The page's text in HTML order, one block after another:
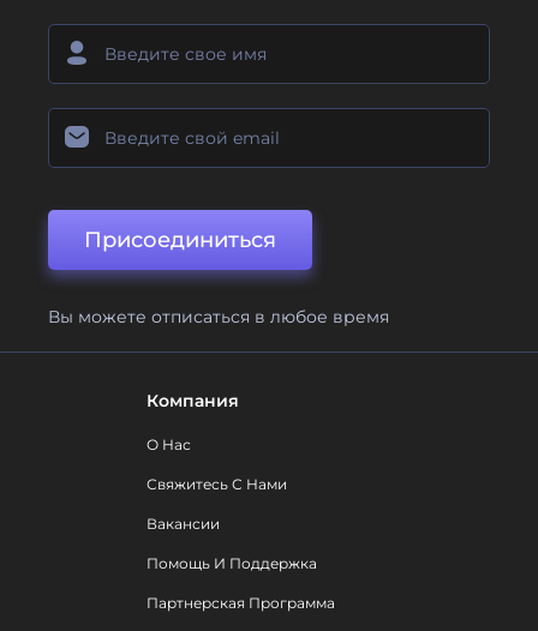
Присоединиться
Вы можете отписаться в любое время
Компания
О Нас
Свяжитесь С Нами
Вакансии
Помощь И Поддержка
Партнерская Программа